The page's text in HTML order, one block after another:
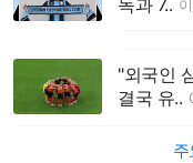
"외국인
결국 유..
주